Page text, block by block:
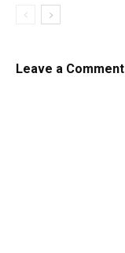
Leave a Comment